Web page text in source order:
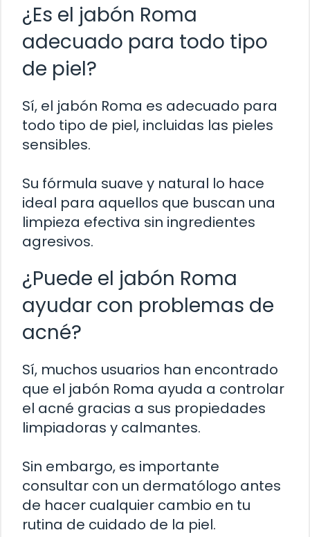
¿Es el jabón Roma
adecuado para todo tipo
de piel?
Sí, el jabón Roma es adecuado para
todo tipo de piel, incluidas las pieles
sensibles.
Su fórmula suave y natural lo hace
ideal para aquellos que buscan una
limpieza efectiva sin ingredientes
agresivos.
¿Puede el jabón Roma
ayudar con problemas de
acné?
Sí, muchos usuarios han encontrado
que el jabón Roma ayuda a controlar
el acné gracias a sus propiedades
limpiadoras y calmantes.
Sin embargo, es importante
consultar con un dermatólogo antes
de hacer cualquier cambio en tu
rutina de cuidado de la piel.